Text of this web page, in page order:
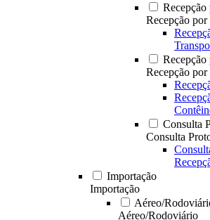
Recepção
Recepção
Consulta
Consulta
Importação
Importação
Aéreo/
Aéreo/Rodoviário